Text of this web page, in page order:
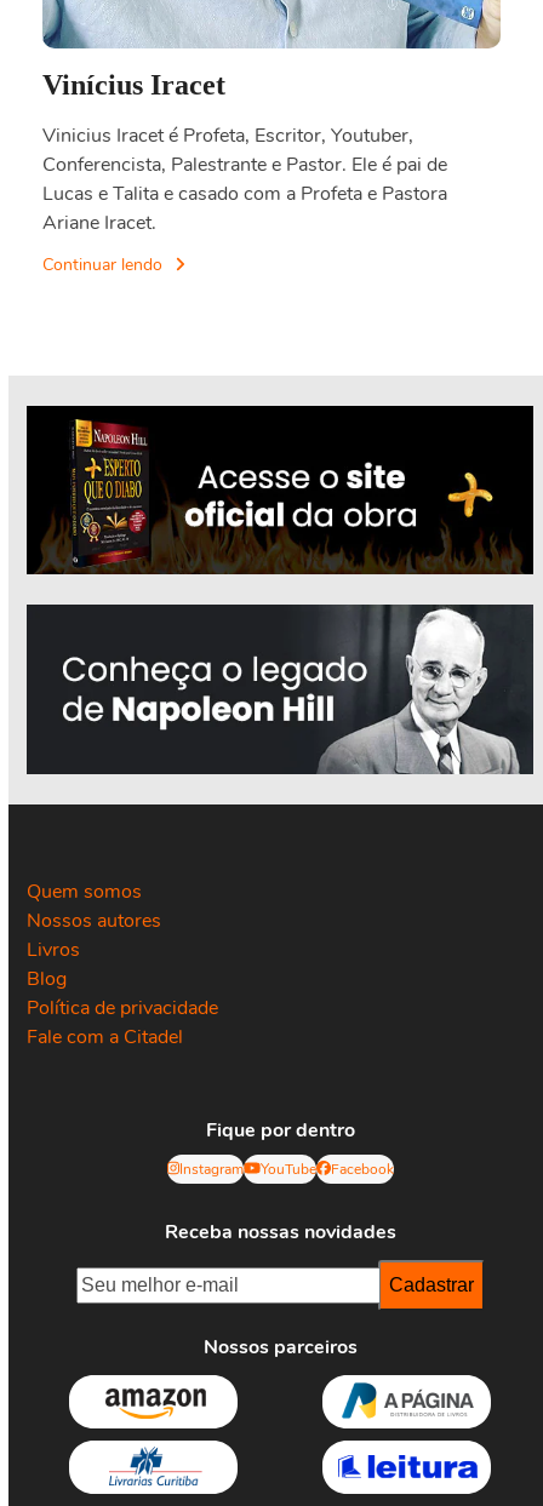
Vinícius Iracet
Vinicius Iracet é Profeta, Escritor, Youtuber,
Conferencista, Palestrante e Pastor. Ele é pai de
Lucas e Talita e casado com a Profeta e Pastora
Ariane Iracet.
Continuar lendo
Quem somos
Nossos autores
Livros
Blog
Política de privacidade
Fale com a Citadel
Fique por dentro
Instagram YouTube Facebook
Receba nossas novidades
Nossos parceiros